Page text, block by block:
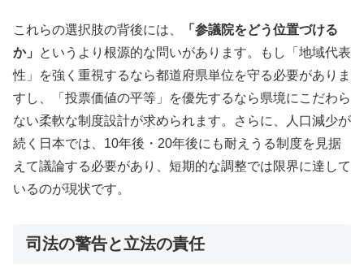
これらの選択肢の背後には、
「参議院をどう位置づける
か」
というより根源的な問いがあります。もし「地域代表
性」を強く重視するなら都道府県単位を守る必要がありま
すし、「投票価値の平等」を優先するなら県境にこだわら
ない柔軟な制度設計が求められます。さらに、人口減少が
続く日本では、10年後・20年後にも耐えうる制度を見据
えて議論する必要があり、短期的な調整では限界に達して
いるのが現状です。
司法の警告と立法の責任